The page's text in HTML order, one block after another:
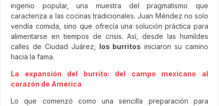
ingenio popular, una muestra del pragmatismo que
caracteriza a las cocinas tradicionales. Juan Méndez no solo
vendía comida, sino que ofrecía una solución práctica para
alimentarse en tiempos de crisis. Así, desde las humildes
calles de Ciudad Juárez, los burritos iniciaron su camino
hacia la fama.
La expansión del burrito: del campo mexicano al
corazón de América
Lo que comenzó como una sencilla preparación para